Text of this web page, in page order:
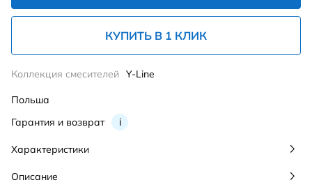
КУПИТЬ В 1 КЛИК
Гарантия и возврат i
Коллекция смесителей Y-Line
Польша
Характеристики
Описание